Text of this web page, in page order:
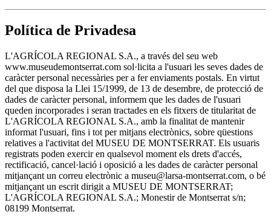
Política de Privadesa
L'AGRÍCOLA REGIONAL S.A., a través del seu web
www.museudemontserrat.com sol·licita a l'usuari les seves dades de
caràcter personal necessàries per a fer enviaments postals. En virtut
del que disposa la Llei 15/1999, de 13 de desembre, de protecció de
dades de caràcter personal, informem que les dades de l'usuari
queden incorporades i seran tractades en els fitxers de titularitat de
L'AGRÍCOLA REGIONAL S.A., amb la finalitat de mantenir
informat l'usuari, fins i tot per mitjans electrònics, sobre qüestions
relatives a l'activitat del MUSEU DE MONTSERRAT. Els usuaris
registrats poden exercir en qualsevol moment els drets d'accés,
rectificació, cancel·lació i oposició a les dades de caràcter personal
mitjançant un correu electrònic a museu@larsa-montserrat.com, o bé
mitjançant un escrit dirigit a MUSEU DE MONTSERRAT;
L'AGRÍCOLA REGIONAL S.A.; Monestir de Montserrat s/n;
08199 Montserrat.